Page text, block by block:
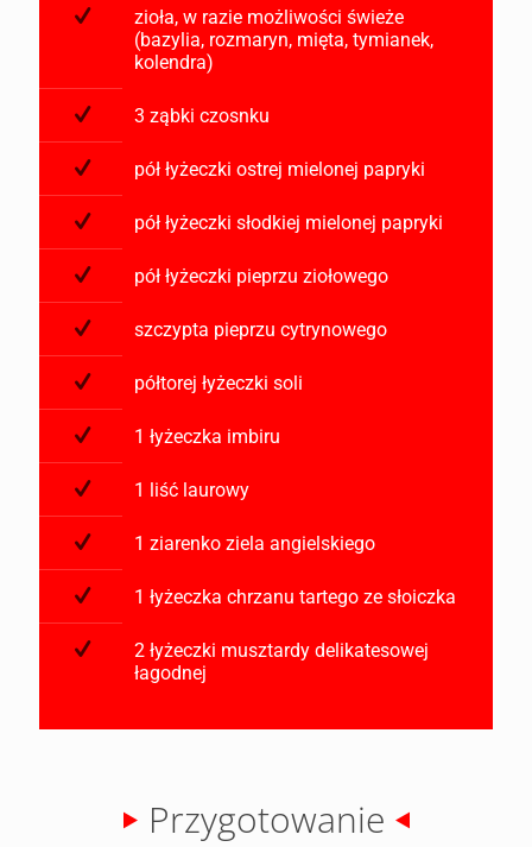
zioła, w razie możliwości świeże
(bazylia, rozmaryn, mięta, tymianek,
kolendra)
3 ząbki czosnku
pół łyżeczki ostrej mielonej papryki
pół łyżeczki słodkiej mielonej papryki
pół łyżeczki pieprzu ziołowego
szczypta pieprzu cytrynowego
półtorej łyżeczki soli
1 łyżeczka imbiru
1 liść laurowy
1 ziarenko ziela angielskiego
1 łyżeczka chrzanu tartego ze słoiczka
2 łyżeczki musztardy delikatesowej
łagodnej
Przygotowanie